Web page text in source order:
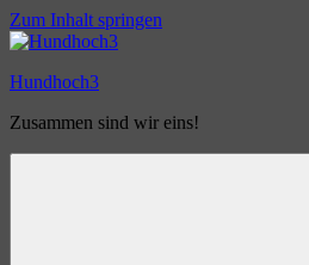
Zum Inhalt springen
Hundhoch3
Zusammen sind wir eins!